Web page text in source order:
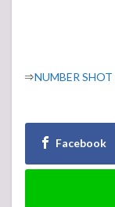
⇒NUMBER